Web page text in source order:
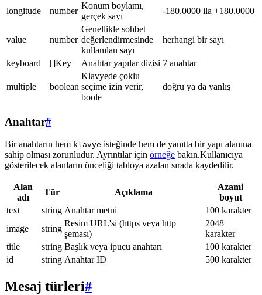
longitude number
Konum boylamı,
gerçek sayı
-180.0000 ila +180.0000
value number
Genellikle sohbet
değerlendirmesinde
kullanılan sayı
herhangi bir sayı
keyboard []Key Anahtar yapılar dizisi 7 anahtar
multiple boolean
Klavyede çoklu
seçime izin verir,
boole
doğru ya da yanlış
Anahtar#
Bir anahtarın hem klavye isteğinde hem de yanıtta bir yapı alanına
sahip olması zorunludur. Ayrıntılar için örneğe bakın.Kullanıcıya
gösterilecek alanların önceliği tabloya azalan sırada kaydedilir.
Alan
adı
Tür Açıklama
Azami
boyut
text
string Anahtar metni
100 karakter
image
string
Resim URL'si (https veya http
şeması)
2048
karakter
title
string Başlık veya ipucu anahtarı
100 karakter
id
string Anahtar ID 500 karakter
Mesaj türleri#